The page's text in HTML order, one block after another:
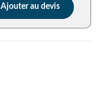
Ajouter au devis